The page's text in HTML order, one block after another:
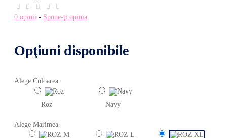
0 opinii - Spune-ţi opinia
Opţiuni disponibile
Alege Culoarea:
Roz Navy
Alege Marimea